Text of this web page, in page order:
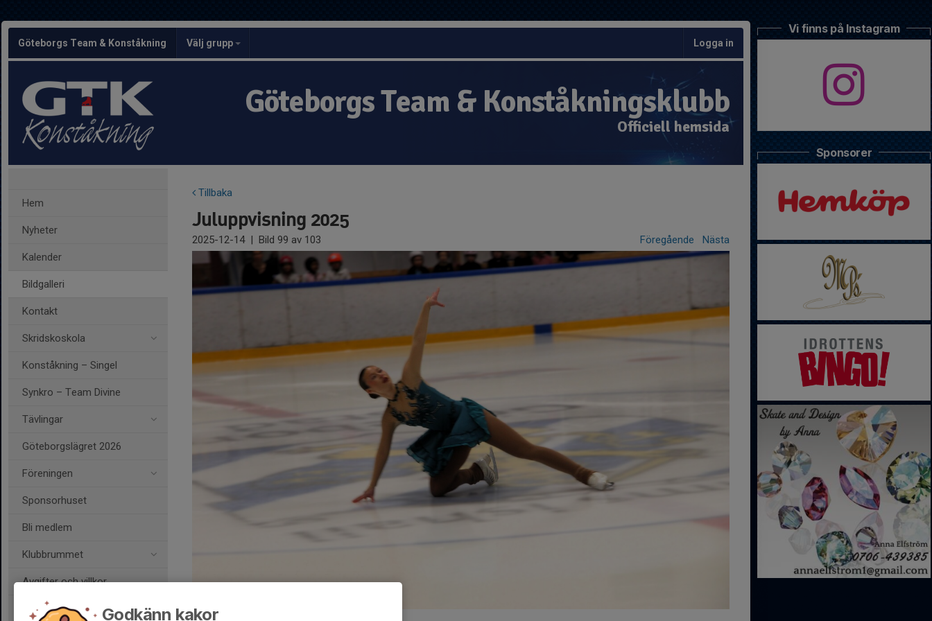
Göteborgs Team & Konståkning Välj grupp Logga in
Göteborgs Team & Konståkningsklubb
Officiell hemsida
Hem
Nyheter
Kalender
Bildgalleri
Kontakt
Skridskoskola
Konståkning – Singel
Synkro – Team Divine
Tävlingar
Göteborgslägret 2026
Föreningen
Sponsorhuset
Bli medlem
Klubbrummet
Avgifter och villkor
Fritidskortet
Tillbaka
Juluppvisning 2025
2025-12-14 | Bild 99 av 103 Föregående Nästa
Vi finns på Instagram
Sponsorer
Godkänn kakor